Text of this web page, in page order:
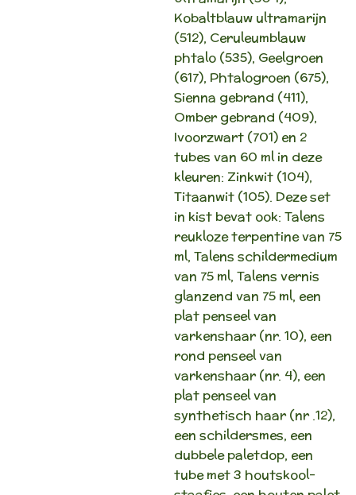
Kobaltblauw ultramarijn
(512), Ceruleumblauw
phtalo (535), Geelgroen
(617), Phtalogroen (675),
Sienna gebrand (411),
Omber gebrand (409),
Ivoorzwart (701) en 2
tubes van 60 ml in deze
kleuren: Zinkwit (104),
Titaanwit (105). Deze set
in kist bevat ook: Talens
reukloze terpentine van 75
ml, Talens schildermedium
van 75 ml, Talens vernis
glanzend van 75 ml, een
plat penseel van
varkenshaar (nr. 10), een
rond penseel van
varkenshaar (nr. 4), een
plat penseel van
synthetisch haar (nr .12),
een schildersmes, een
dubbele paletdop, een
tube met 3 houtskool-